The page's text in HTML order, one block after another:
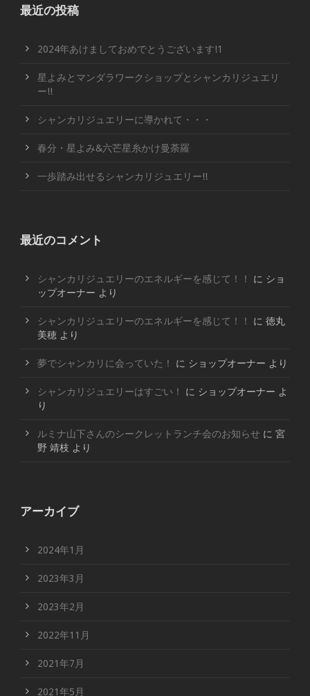
最近の投稿
2024年あけましておめでとうございます!1
星よみとマンダラワークショップとシャンカリジュエリ
ー!!
シャンカリジュエリーに導かれて・・・
春分・星よみ&六芒星糸かけ曼荼羅
一歩踏み出せるシャンカリジュエリー!!
最近のコメント
シャンカリジュエリーのエネルギーを感じて！！ に ショ
ップオーナー より
シャンカリジュエリーのエネルギーを感じて！！ に 徳丸
美穂 より
夢でシャンカリに会っていた！ に ショップオーナー より
シャンカリジュエリーはすごい！ に ショップオーナー よ
り
ルミナ山下さんのシークレットランチ会のお知らせ に 宮
野 靖枝 より
アーカイブ
2024年1月
2023年3月
2023年2月
2022年11月
2021年7月
2021年5月